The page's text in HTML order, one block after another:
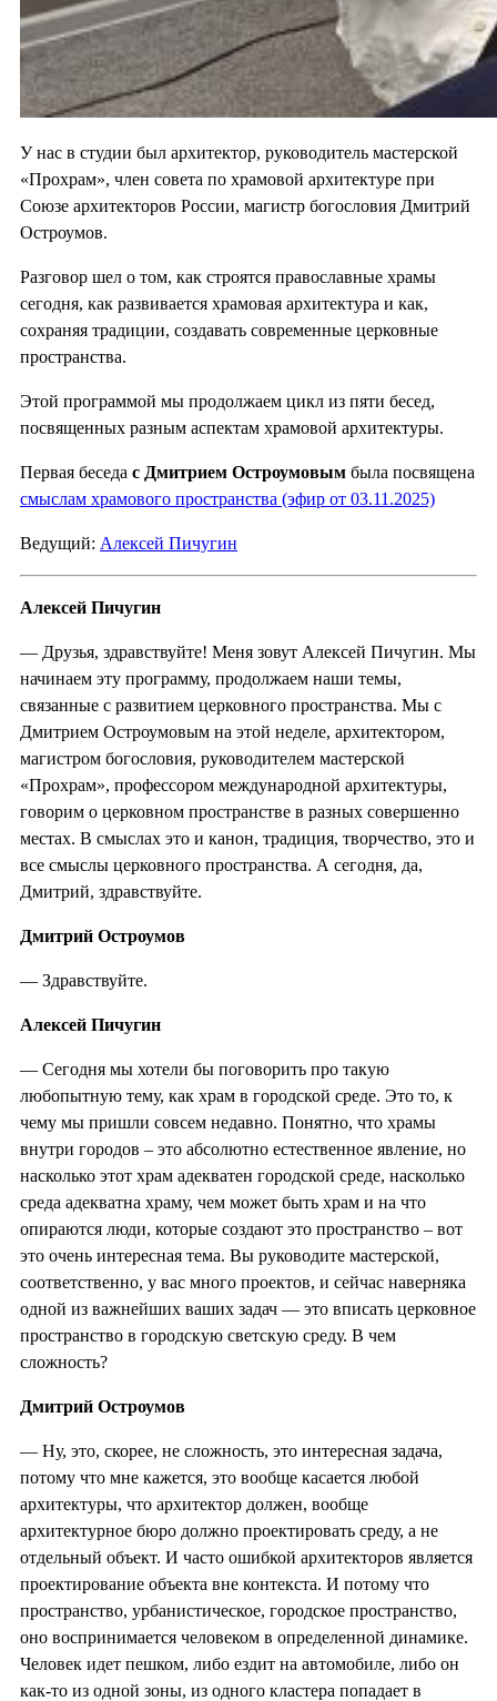
У нас в студии был архитектор, руководитель мастерской
«Прохрам», член совета по храмовой архитектуре при
Союзе архитекторов России, магистр богословия Дмитрий
Остроумов.
Разговор шел о том, как строятся православные храмы
сегодня, как развивается храмовая архитектура и как,
сохраняя традиции, создавать современные церковные
пространства.
Этой программой мы продолжаем цикл из пяти бесед,
посвященных разным аспектам храмовой архитектуры.
Первая беседа с Дмитрием Остроумовым была посвящена
смыслам храмового пространства (эфир от 03.11.2025)
Ведущий: Алексей Пичугин
Алексей Пичугин
— Друзья, здравствуйте! Меня зовут Алексей Пичугин. Мы
начинаем эту программу, продолжаем наши темы,
связанные с развитием церковного пространства. Мы с
Дмитрием Остроумовым на этой неделе, архитектором,
магистром богословия, руководителем мастерской
«Прохрам», профессором международной архитектуры,
говорим о церковном пространстве в разных совершенно
местах. В смыслах это и канон, традиция, творчество, это и
все смыслы церковного пространства. А сегодня, да,
Дмитрий, здравствуйте.
Дмитрий Остроумов
— Здравствуйте.
Алексей Пичугин
— Сегодня мы хотели бы поговорить про такую
любопытную тему, как храм в городской среде. Это то, к
чему мы пришли совсем недавно. Понятно, что храмы
внутри городов – это абсолютно естественное явление, но
насколько этот храм адекватен городской среде, насколько
среда адекватна храму, чем может быть храм и на что
опираются люди, которые создают это пространство – вот
это очень интересная тема. Вы руководите мастерской,
соответственно, у вас много проектов, и сейчас наверняка
одной из важнейших ваших задач — это вписать церковное
пространство в городскую светскую среду. В чем
сложность?
Дмитрий Остроумов
— Ну, это, скорее, не сложность, это интересная задача,
потому что мне кажется, это вообще касается любой
архитектуры, что архитектор должен, вообще
архитектурное бюро должно проектировать среду, а не
отдельный объект. И часто ошибкой архитекторов является
проектирование объекта вне контекста. И потому что
пространство, урбанистическое, городское пространство,
оно воспринимается человеком в определенной динамике.
Человек идет пешком, либо ездит на автомобиле, либо он
как-то из одной зоны, из одного кластера попадает в